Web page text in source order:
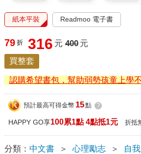
紙本平裝 Readmoo 電子書
79 折 316 元 400 元
買整套
認購希望書包，幫助弱勢孩童上學
預計最高可得金幣 15點 ?
HAPPY GO享100累1點 4點抵1元 折抵
分類： 中文書 ＞ 心理勵志 ＞ 自